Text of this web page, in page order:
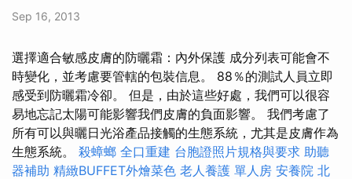
Sep 16, 2013
選擇適合敏感皮膚的防曬霜：內外保護 成分列表可能會不
時變化，並考慮要管轄的包裝信息。 88％的測試人員立即
感受到防曬霜冷卻。 但是，由於這些好處，我們可以很容
易地忘記太陽可能影響我們皮膚的負面影響。 我們考慮了
所有可以與曬日光浴產品接觸的生態系統，尤其是皮膚作為
生態系統。 殺蟑螂 全口重建 台胞證照片規格與要求 助聽
器補助 精緻BUFFET外燴菜色 老人養護 單人房 安養院 北